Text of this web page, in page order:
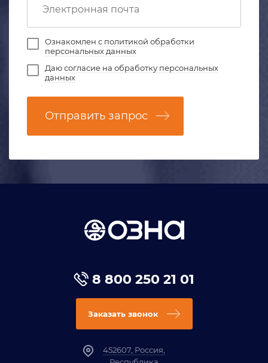
Ознакомлен с политикой обработки
персональных данных
Даюсогласие на обработку персональных
данных
Отправить запрос
8 800 250 21 01
Заказать звонок
452607, Россия,